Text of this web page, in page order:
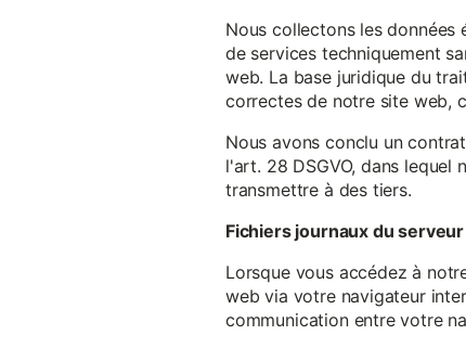
Nous collectons les
de services techniquement
web. La base juridique du
correctes de notre site web,
Nous avons conclu un
l'art. 28 DSGVO, dans
transmettre à des tiers.
Fichiers journaux du serveur
Lorsque vous accédez à
web via votre navigateur
communication entre votre